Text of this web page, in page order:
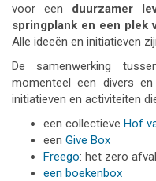
voor een duurzamer
springplank en een plek
Alle ideeën en initiatieven
De samenwerking
momenteel een divers
initiatieven en activiteiten
een collectieve Hof
een Give Box
Freego: het zero
een boekenbox